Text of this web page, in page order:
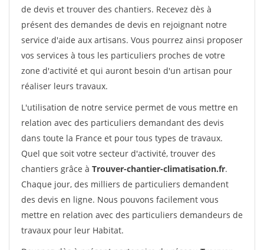
de devis et trouver des chantiers. Recevez dès à
présent des demandes de devis en rejoignant notre
service d'aide aux artisans. Vous pourrez ainsi proposer
vos services à tous les particuliers proches de votre
zone d'activité et qui auront besoin d'un artisan pour
réaliser leurs travaux.
L'utilisation de notre service permet de vous mettre en
relation avec des particuliers demandant des devis
dans toute la France et pour tous types de travaux.
Quel que soit votre secteur d'activité, trouver des
chantiers grâce à Trouver-chantier-climatisation.fr.
Chaque jour, des milliers de particuliers demandent
des devis en ligne. Nous pouvons facilement vous
mettre en relation avec des particuliers demandeurs de
travaux pour leur Habitat.